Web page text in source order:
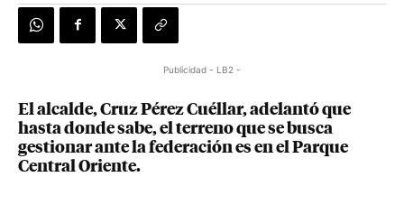
Publicidad - LB2 -
El alcalde, Cruz Pérez Cuéllar, adelantó que
hasta donde sabe, el terreno que se busca
gestionar ante la federación es en el Parque
Central Oriente.